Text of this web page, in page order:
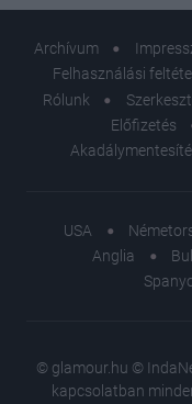
Archívum
Felhasználási
Rólunk
Előfizetés
USA
Anglia
© glamour.hu ©
kapcsolatban